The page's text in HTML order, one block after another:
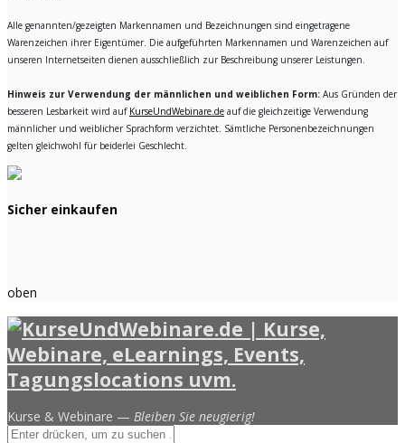
Alle genannten/gezeigten Markennamen und Bezeichnungen sind eingetragene
Warenzeichen ihrer Eigentümer. Die aufgeführten Markennamen und Warenzeichen auf
unseren Internetseiten dienen ausschließlich zur Beschreibung unserer Leistungen.
Hinweis zur Verwendung der männlichen und weiblichen Form: Aus Gründen der
besseren Lesbarkeit wird auf KurseUndWebinare.de auf die gleichzeitige Verwendung
männlicher und weiblicher Sprachform verzichtet. Sämtliche Personenbezeichnungen
gelten gleichwohl für beiderlei Geschlecht.
Sicher einkaufen
oben
Kurse & Webinare — Bleiben Sie neugierig!